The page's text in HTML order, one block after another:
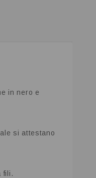
in nero e
si attestano
fili.